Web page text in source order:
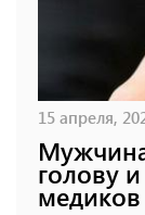
15 апреля,
голову
медиков